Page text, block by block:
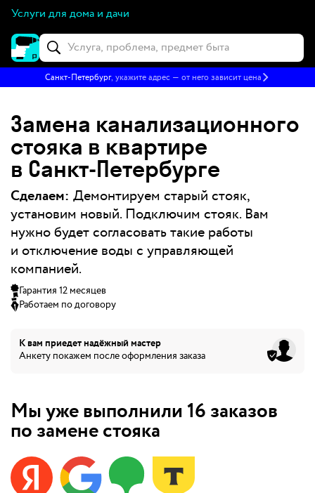
Услуги для дома и дачи
Санкт-Петербург, укажите адрес — от него зависит цена
Замена канализационного
стояка в квартире
в Санкт‑Петербурге
Сделаем: Демонтируем старый стояк,
установим новый. Подключим стояк. Вам
нужно будет согласовать такие работы
и отключение воды с управляющей
компанией.
Гарантия 12 месяцев
Работаем по договору
К вам приедетнадёжный мастер
Анкету покажем после оформления заказа
Мы уже выполнили16 заказов
по замене стояка